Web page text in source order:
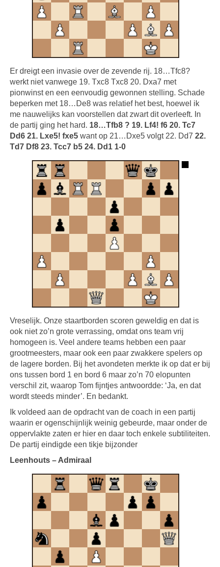
Er dreigt een invasie over de zevende rij. 18…Tfc8?
werkt niet vanwege 19. Txc8 Txc8 20. Dxa7 met
pionwinst en een eenvoudig gewonnen stelling. Schade
beperken met 18…De8 was relatief het best, hoewel ik
me nauwelijks kan voorstellen dat zwart dit overleeft. In
de partij ging het hard. 18…Tfb8 ? 19. Lf4! f6 20. Tc7
Dd6 21. Lxe5! fxe5 want op 21…Dxe5 volgt 22. Dd7 22.
Td7 Df8 23. Tcc7 b5 24. Dd1 1-0
Vreselijk. Onze staartborden scoren geweldig en dat is
ook niet zo’n grote verrassing, omdat ons team vrij
homogeen is. Veel andere teams hebben een paar
grootmeesters, maar ook een paar zwakkere spelers op
de lagere borden. Bij het avondeten merkte ik op dat er bij
ons tussen bord 1 en bord 6 maar zo’n 70 elopunten
verschil zit, waarop Tom fijntjes antwoordde: ‘Ja, en dat
wordt steeds minder’. En bedankt.
Ik voldeed aan de opdracht van de coach in een partij
waarin er ogenschijnlijk weinig gebeurde, maar onder de
oppervlakte zaten er hier en daar toch enkele subtiliteiten.
De partij eindigde een tikje bijzonder
Leenhouts – Admiraal